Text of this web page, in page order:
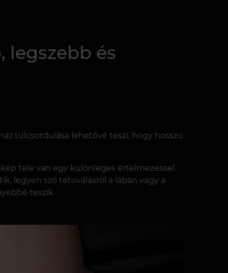
legszebb és
túlcsordulása lehetővé teszi, hogy hosszú
tele van egy különleges értelmezéssel.
legyen szó tetoválásról a lábán vagy a
teszik.